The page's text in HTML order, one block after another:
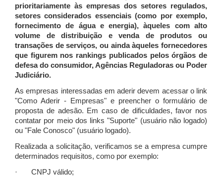
prioritariamente às empresas dos setores regulados,
setores considerados essenciais (como por exemplo,
fornecimento de água e energia), àqueles com alto
volume de distribuição e venda de produtos ou
transações de serviços, ou ainda àqueles fornecedores
que figurem nos rankings publicados pelos órgãos de
defesa do consumidor, Agências Reguladoras ou Poder
Judiciário.
As empresas interessadas em aderir devem acessar o link
"Como Aderir - Empresas" e preencher o formulário de
proposta de adesão. Em caso de dificuldades, favor nos
contatar por meio dos links "Suporte" (usuário não logado)
ou "Fale Conosco" (usuário logado).
Realizada a solicitação, verificamos se a empresa cumpre
determinados requisitos, como por exemplo:
· CNPJ válido;